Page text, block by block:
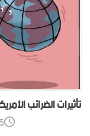
تأثيرات الضرائب